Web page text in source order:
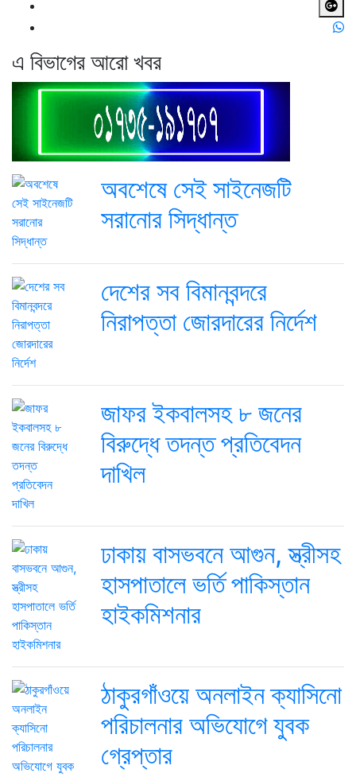
এ বিভাগের আরো খবর
অবশেষে সেই সাইনেজটি
সরানোর সিদ্ধান্ত
দেশের সব বিমানবন্দরে
নিরাপত্তা জোরদারের নির্দেশ
জাফর ইকবালসহ ৮ জনের
বিরুদ্ধে তদন্ত প্রতিবেদন
দাখিল
ঢাকায় বাসভবনে আগুন, স্ত্রীসহ
হাসপাতালে ভর্তি পাকিস্তান
হাইকমিশনার
ঠাকুরগাঁওয়ে অনলাইন ক্যাসিনো
পরিচালনার অভিযোগে যুবক
গ্রেপ্তার